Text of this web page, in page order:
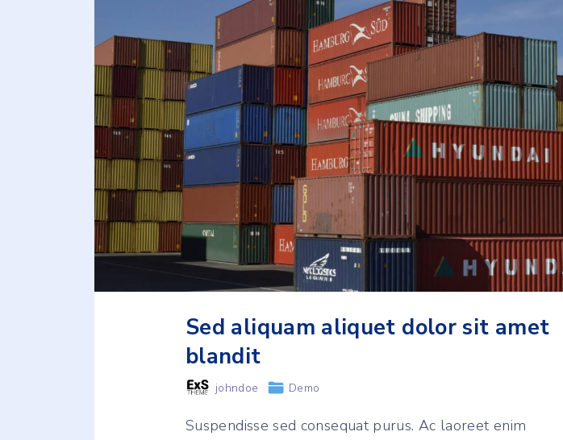
Sed aliquam aliquet dolor sit amet
blandit
johndoe Demo
Suspendisse sed consequat purus. Ac laoreet enim